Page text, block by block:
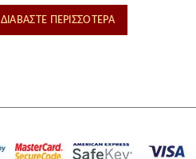
ΔΙΑΒΆΣΤΕ ΠΕΡΙΣΣΌΤΕΡΑ